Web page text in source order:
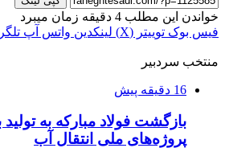
خواندن این مطلب 4 دقیقه زمان میبرد
فیس بوک توییتر (X) لینکدین واتس آپ
منتخب سردبیر
16 دقیقه پیش
بازگشت فولاد مبارکه به
پروژه‌های ملی انتقال آب